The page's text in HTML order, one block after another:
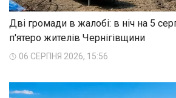
Дві громади в жалобі: в ніч на 5
п'ятеро жителів Чернігівщини
06 СЕРПНЯ 2026, 15:56